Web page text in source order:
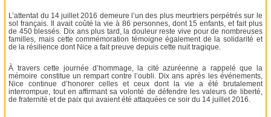
L’attentat du 14 juillet 2016 demeure l’un des plus meurtriers perpétrés sur le
sol français. Il avait coûté la vie à 86 personnes, dont 15 enfants, et fait plus
de 450 blessés. Dix ans plus tard, la douleur reste vive pour de nombreuses
familles, mais cette commémoration témoigne également de la solidarité et
de la résilience dont Nice a fait preuve depuis cette nuit tragique.
À travers cette journée d’hommage, la cité azuréenne a rappelé que la
mémoire constitue un rempart contre l’oubli. Dix ans après les événements,
Nice continue d’honorer celles et ceux dont la vie a été brutalement
interrompue, tout en affirmant sa volonté de défendre les valeurs de liberté,
de fraternité et de paix qui avaient été attaquées ce soir du 14 juillet 2016.